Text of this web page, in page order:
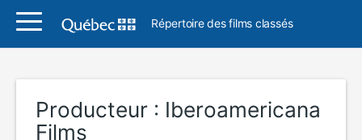
Répertoire des films classés
Producteur : Iberoamericana
Films